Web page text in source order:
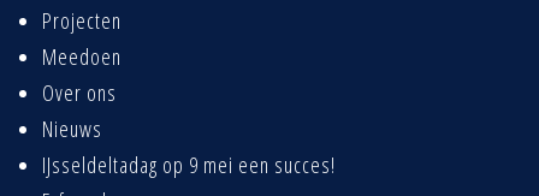
Projecten
Meedoen
Over ons
Nieuws
IJsseldeltadag op 9 mei een succes!